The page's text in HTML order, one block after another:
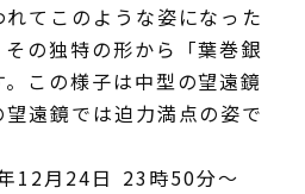
てこのような姿になった
の独特の形から「葉巻銀
この様子は中型の望遠鏡
遠鏡では迫力満点の姿で
12月24日 23時50分～